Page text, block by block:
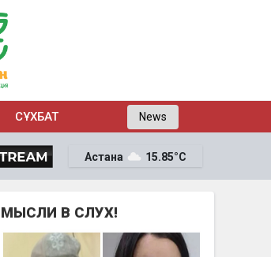
СҰХБАТ News
Астана 15.85°C
МЫСЛИ В СЛУХ!